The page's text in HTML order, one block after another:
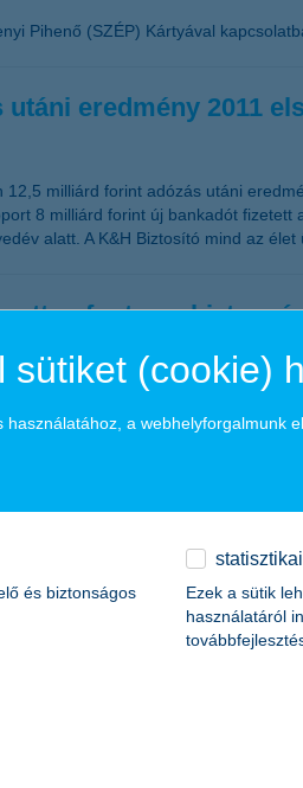
Pihenő (SZÉP) Kártyával
eredmény 2011
milliárd forint adózás utáni
8 milliárd forint új bankadót
alatt. A K&H Biztosító mind az
fontos a
Ilyen időszakban azokra a
Zobor Zsuzsanna, a K&H
is népszerűek
életében a béren kívüli
és a közlekedési
a K&H kkv marketing főosztály
2013-tól lassan
sütiket (cookie)
használatához, a
és biztonságos
Ezek a sütik
használatáról